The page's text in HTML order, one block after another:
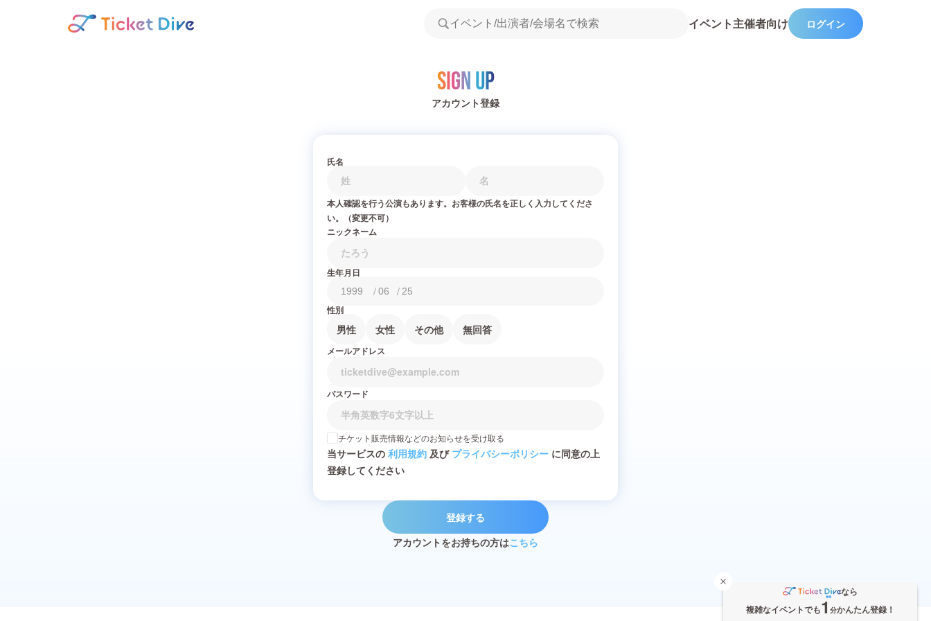
イベント主催者向け ログイン
Sign Up
アカウント登録
氏名
本人確認を行う公演もあります。お客様の氏名を正しく入力してくださ
い。（変更不可）
ニックネーム
生年月日
/ /
性別
男性 女性 その他 無回答
メールアドレス
パスワード
チケット販売情報などのお知らせを受け取る
当サービスの 利用規約 及び プライバシーポリシー に同意の上
登録してください
登録する
アカウントをお持ちの方はこちら
なら
複雑なイベントでも1 分かんたん登録！